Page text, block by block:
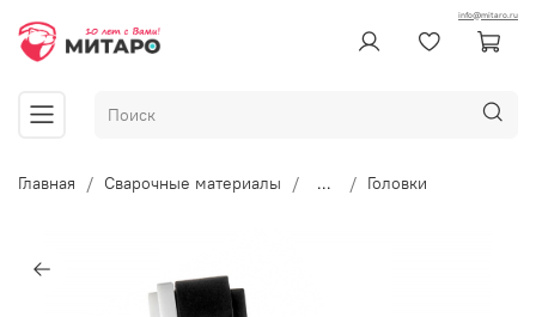
info@mitaro.ru
Главная Сварочные материалы ... Головки